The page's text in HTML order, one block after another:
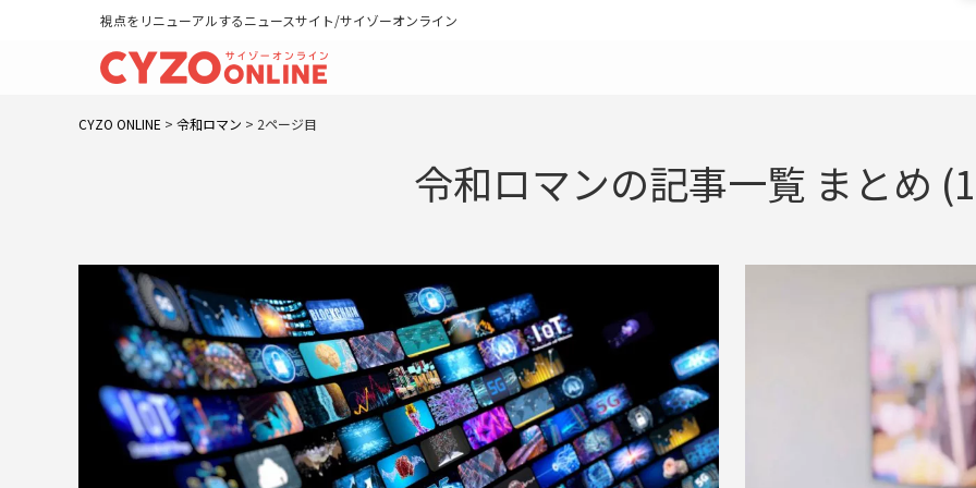
視点をリニューアルするニュースサイト/サイゾーオンライン
CYZO ONLINE > 令和ロマン > 2ページ目
令和ロマンの記事一覧 まとめ